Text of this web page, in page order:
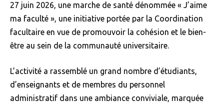
27 juin 2026, une marche de santé dénommée « J’aime
ma faculté », une initiative portée par la Coordination
facultaire en vue de promouvoir la cohésion et le bien-
être au sein de la communauté universitaire.
L’activité a rassemblé un grand nombre d’étudiants,
d’enseignants et de membres du personnel
administratif dans une ambiance conviviale, marquée